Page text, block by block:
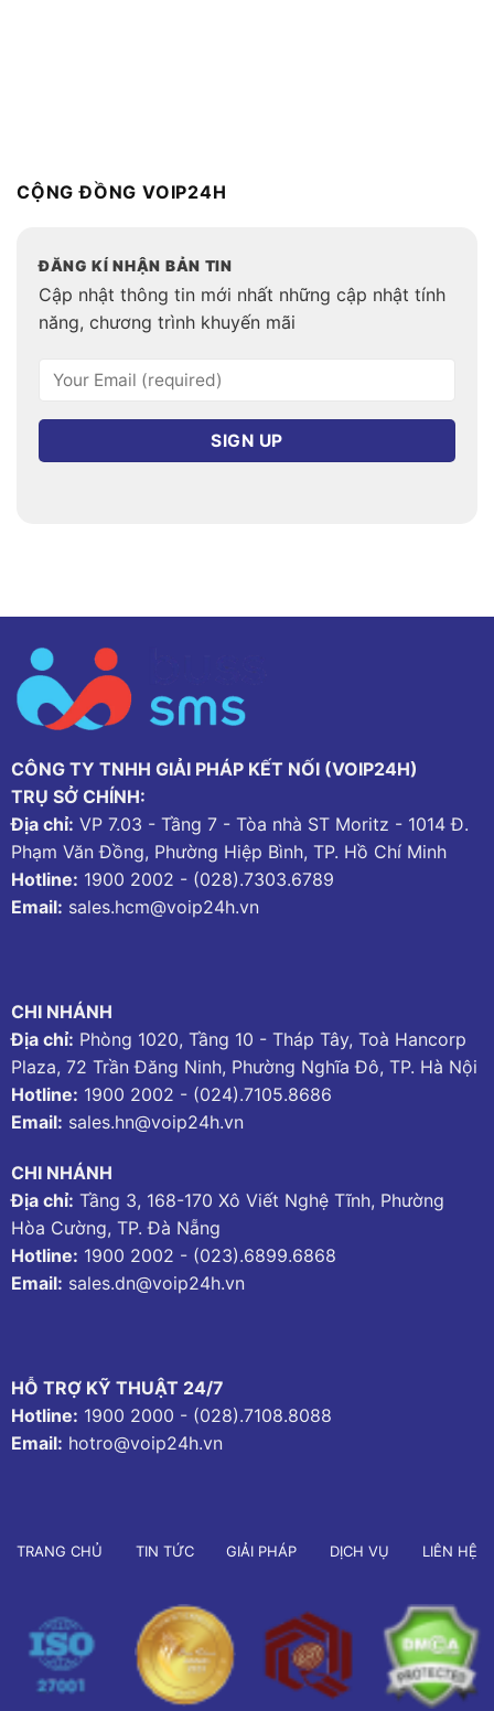
CỘNG ĐỒNG VOIP24H
ĐĂNG KÍ NHẬN BẢN TIN
Cập nhật thông tin mới nhất những cập nhật tính
năng, chương trình khuyến mãi
CÔNG TY TNHH GIẢI PHÁP KẾT NỐI (VOIP24H)
TRỤ SỞ CHÍNH:
Địa chỉ: VP 7.03 - Tầng 7 - Tòa nhà ST Moritz - 1014 Đ.
Phạm Văn Đồng, Phường Hiệp Bình, TP. Hồ Chí Minh
Hotline: 1900 2002 - (028).7303.6789
Email: sales.hcm@voip24h.vn
CHI NHÁNH
Địa chỉ: Phòng 1020, Tầng 10 - Tháp Tây, Toà Hancorp
Plaza, 72 Trần Đăng Ninh, Phường Nghĩa Đô, TP. Hà Nội
Hotline: 1900 2002 - (024).7105.8686
Email: sales.hn@voip24h.vn
CHI NHÁNH
Địa chỉ: Tầng 3, 168-170 Xô Viết Nghệ Tĩnh, Phường
Hòa Cường, TP. Đà Nẵng
Hotline: 1900 2002 - (023).6899.6868
Email: sales.dn@voip24h.vn
HỖ TRỢ KỸ THUẬT 24/7
Hotline: 1900 2000 - (028).7108.8088
Email: hotro@voip24h.vn
TRANG CHỦ TIN TỨC GIẢI PHÁP DỊCH VỤ LIÊN HỆ